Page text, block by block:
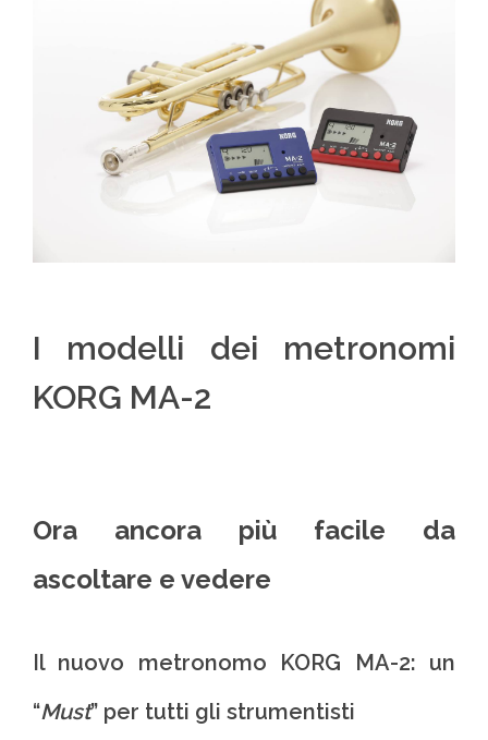
I modelli dei metronomi
KORG MA-2
Ora ancora più facile da
ascoltare e vedere
Il nuovo metronomo KORG MA-2: un
“Must” per tutti gli strumentisti